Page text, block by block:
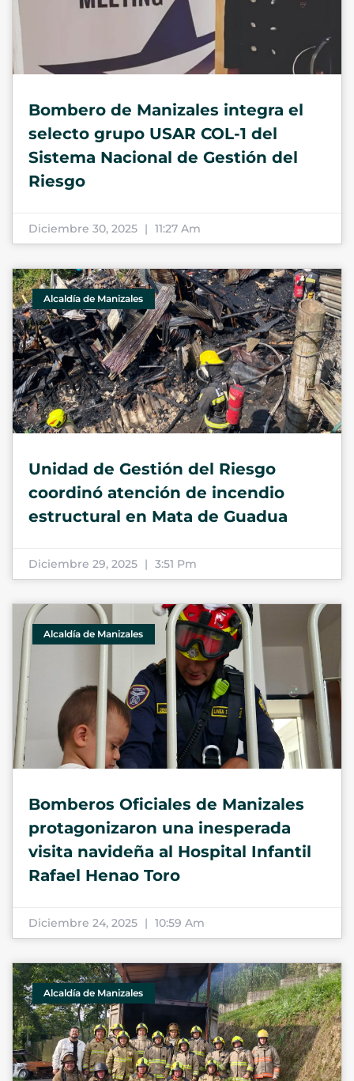
Bombero de Manizales integra el
selecto grupo USAR COL-1 del
Sistema Nacional de Gestión del
Riesgo
Diciembre 30, 2025 11:27 Am
Alcaldía de Manizales
Unidad de Gestión del Riesgo
coordinó atención de incendio
estructural en Mata de Guadua
Diciembre 29, 2025 3:51 Pm
Alcaldía de Manizales
Bomberos Oficiales de Manizales
protagonizaron una inesperada
visita navideña al Hospital Infantil
Rafael Henao Toro
Diciembre 24, 2025 10:59 Am
Alcaldía de Manizales